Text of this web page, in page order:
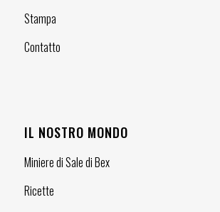
Stampa
Contatto
IL NOSTRO MONDO
Miniere di Sale di Bex
Ricette